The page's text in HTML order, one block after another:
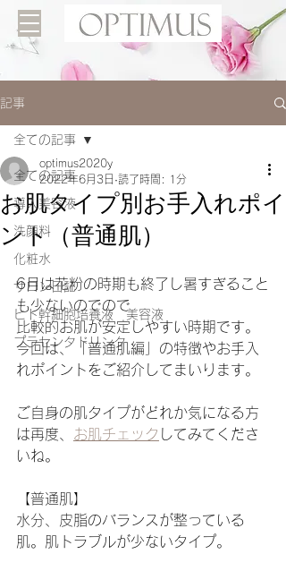
記事
全ての記事
導入美容液
洗顔料
化粧水
サロン日記
ヒト幹細胞培養液 美容液
プラセンタドリンク
全ての記事
お肌タイプ別お手入れポイ
ント（普通肌）
optimus2020y
2022年6月3日 読了時間: 1分
6月は花粉の時期も終了し暑すぎること
も少ないのでので
比較的お肌が安定しやすい時期です。
今回は、「普通肌編」の特徴やお手入
れポイントをご紹介してまいります。
ご自身の肌タイプがどれか気になる方
は再度、
お肌チェック してみてくださ
いね。
【普通肌】
水分、皮脂のバランスが整っている
肌。肌トラブルが少ないタイプ。